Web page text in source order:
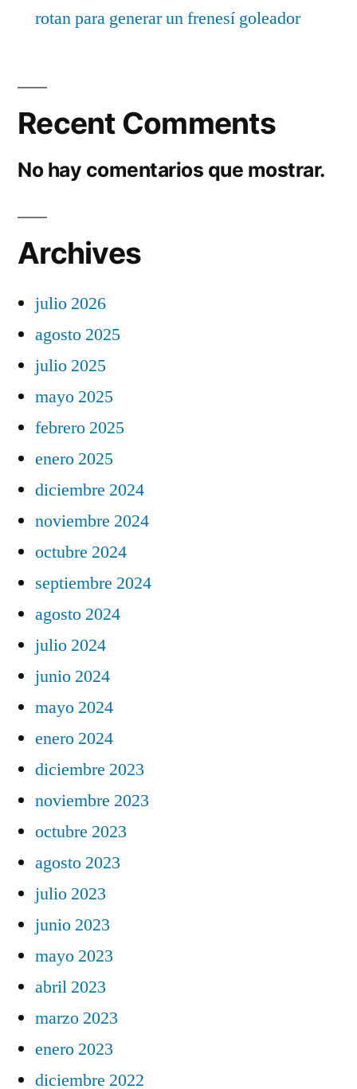
rotan para generar un frenesí goleador
Recent Comments
No hay comentarios que mostrar.
Archives
julio 2026
agosto 2025
julio 2025
mayo 2025
febrero 2025
enero 2025
diciembre 2024
noviembre 2024
octubre 2024
septiembre 2024
agosto 2024
julio 2024
junio 2024
mayo 2024
enero 2024
diciembre 2023
noviembre 2023
octubre 2023
agosto 2023
julio 2023
junio 2023
mayo 2023
abril 2023
marzo 2023
enero 2023
diciembre 2022